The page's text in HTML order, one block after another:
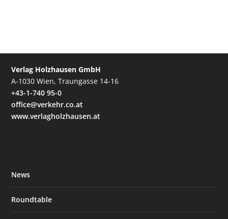
Verlag Holzhausen GmbH
A-1030 Wien, Traungasse 14-16
+43-1-740 95-0
office@verkehr.co.at
www.verlagholzhausen.at
News
Roundtable